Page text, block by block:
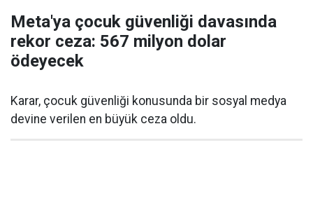
Meta'ya çocuk güvenliği davasında
rekor ceza: 567 milyon dolar
ödeyecek
Karar, çocuk güvenliği konusunda bir sosyal medya
devine verilen en büyük ceza oldu.